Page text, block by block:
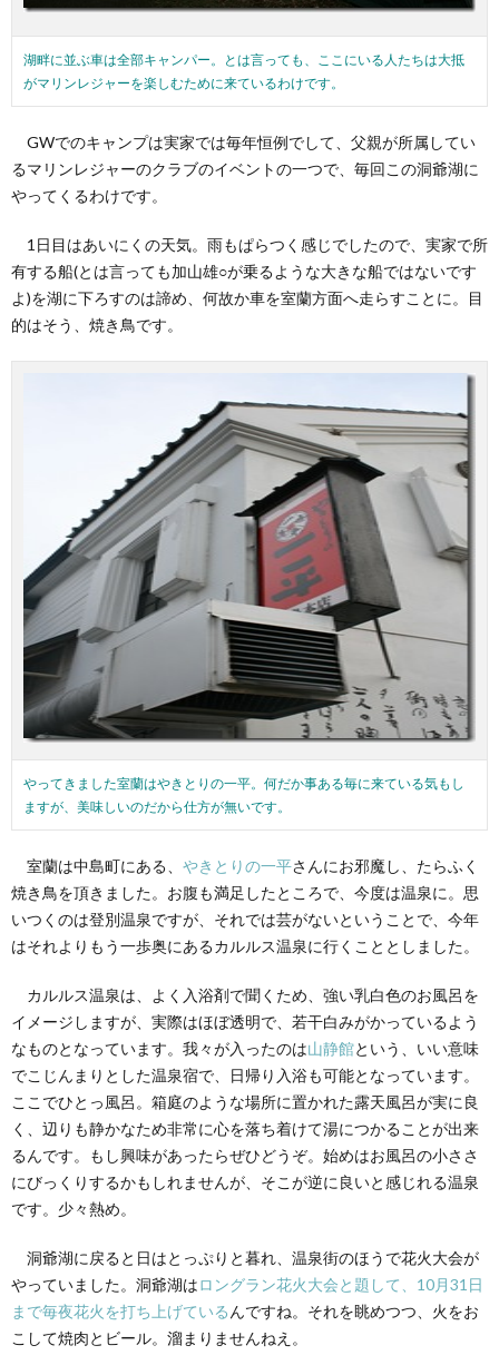
湖畔に並ぶ車は全部キャンパー。とは言っても、ここにいる人たちは大抵
がマリンレジャーを楽しむために来ているわけです。
GWでのキャンプは実家では毎年恒例でして、父親が所属してい
るマリンレジャーのクラブのイベントの一つで、毎回この洞爺湖に
やってくるわけです。
1日目はあいにくの天気。雨もぱらつく感じでしたので、実家で所
有する船(とは言っても加山雄○が乗るような大きな船ではないです
よ)を湖に下ろすのは諦め、何故か車を室蘭方面へ走らすことに。目
的はそう、焼き鳥です。
やってきました室蘭はやきとりの一平。何だか事ある毎に来ている気もし
ますが、美味しいのだから仕方が無いです。
室蘭は中島町にある、 やきとりの一平さんにお邪魔し、たらふく
焼き鳥を頂きました。お腹も満足したところで、今度は温泉に。思
いつくのは登別温泉ですが、それでは芸がないということで、今年
はそれよりもう一歩奥にあるカルルス温泉に行くこととしました。
カルルス温泉は、よく入浴剤で聞くため、強い乳白色のお風呂を
イメージしますが、実際はほぼ透明で、若干白みがかっているよう
なものとなっています。我々が入ったのは山静館という、いい意味
でこじんまりとした温泉宿で、日帰り入浴も可能となっています。
ここでひとっ風呂。箱庭のような場所に置かれた露天風呂が実に良
く、辺りも静かなため非常に心を落ち着けて湯につかることが出来
るんです。もし興味があったらぜひどうぞ。始めはお風呂の小ささ
にびっくりするかもしれませんが、そこが逆に良いと感じれる温泉
です。少々熱め。
洞爺湖に戻ると日はとっぷりと暮れ、温泉街のほうで花火大会が
やっていました。洞爺湖はロングラン花火大会と題して、10月31日
まで毎夜花火を打ち上げている んですね。それを眺めつつ、火をお
こして焼肉とビール。溜まりませんねえ。